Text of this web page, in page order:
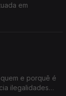
em
e porquê é
ilegalidades